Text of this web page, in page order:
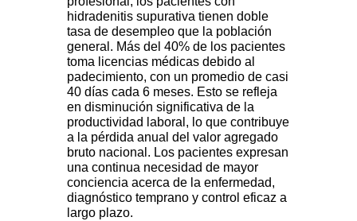
hidradenitis supurativa tienen doble
tasa de desempleo que la población
general. Más del 40% de los pacientes
toma licencias médicas debido al
padecimiento, con un promedio de casi
40 días cada 6 meses. Esto se refleja
en disminución significativa de la
productividad laboral, lo que contribuye
a la pérdida anual del valor agregado
bruto nacional. Los pacientes expresan
una continua necesidad de mayor
conciencia acerca de la enfermedad,
diagnóstico temprano y control eficaz a
largo plazo.